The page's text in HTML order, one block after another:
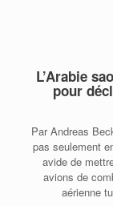
L’Arabie
pour
Par Andreas
pas seulement
avide de
avions de
aérienne